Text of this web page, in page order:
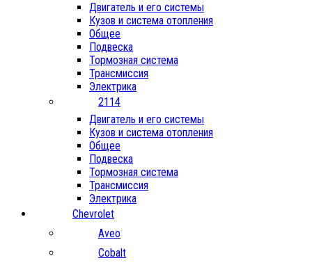
Двигатель и его системы
Кузов и система отопления
Общее
Подвеска
Тормозная система
Трансмиссия
Электрика
2114
Двигатель и его системы
Кузов и система отопления
Общее
Подвеска
Тормозная система
Трансмиссия
Электрика
Chevrolet
Aveo
Cobalt